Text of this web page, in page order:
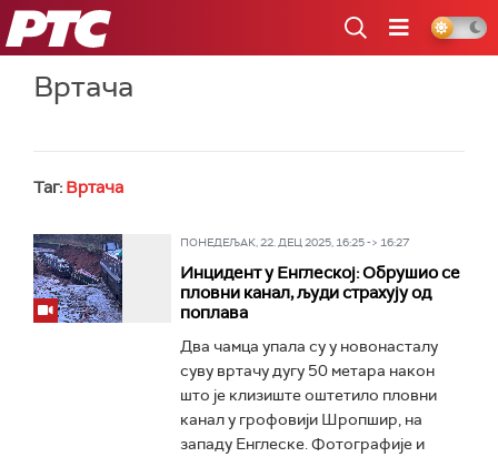
РТС
Вртача
Таг: Вртача
ПОНЕДЕЉАК, 22. ДЕЦ 2025, 16:25 -> 16:27
Инцидент у Енглеској: Обрушио се
пловни канал, људи страхују од
поплава
Два чамца упала су у новонасталу
суву вртачу дугу 50 метара након
што је клизиште оштетило пловни
канал у грофовији Шропшир, на
западу Енглеске. Фотографије и